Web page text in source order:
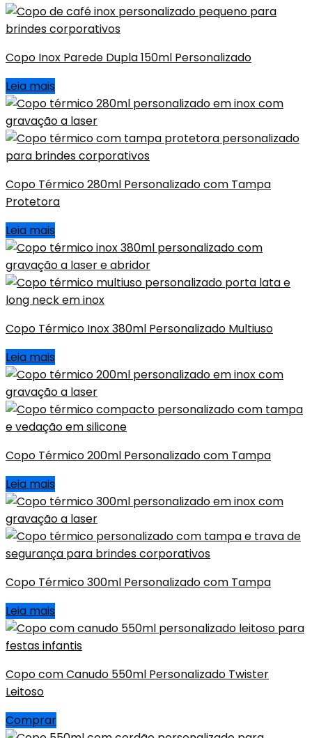
Copo Inox Parede Dupla 150ml Personalizado
Leia mais
Copo Térmico 280ml Personalizado com Tampa
Protetora
Leia mais
Copo Térmico Inox 380ml Personalizado Multiuso
Leia mais
Copo Térmico 200ml Personalizado com Tampa
Leia mais
Copo Térmico 300ml Personalizado com Tampa
Leia mais
Copo com Canudo 550ml Personalizado Twister
Leitoso
Comprar